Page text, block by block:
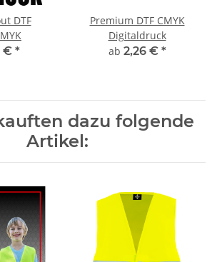
DTF
€ *
Premium DTF CMYK
Digitaldruck
ab 2,26 € *
dazu folgende
Artikel: